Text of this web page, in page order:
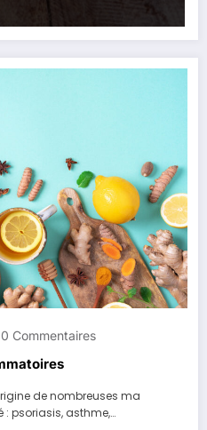
0 Commentaires
de nombreuses ma
psoriasis, asthme,…